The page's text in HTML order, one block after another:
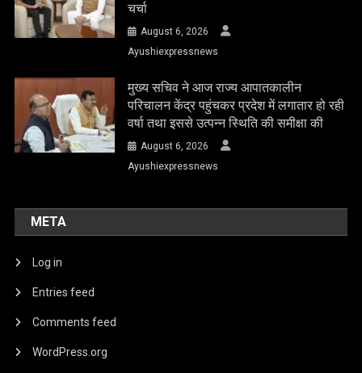
चर्चा
August 6, 2026
Ayushiexpressnews
मुख्य सचिव ने आज राज्य आपातकालीन
परिचालन केंद्र पहुंचकर प्रदेश में लगातार हो रही
वर्षा तथा इससे उत्पन्न स्थिति की समीक्षा की
August 6, 2026
Ayushiexpressnews
META
Log in
Entries feed
Comments feed
WordPress.org